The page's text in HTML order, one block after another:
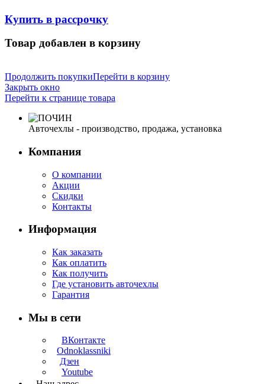
Купить в рассрочку
Товар добавлен в корзину
Продолжить покупкиПерейти в корзину
Закрыть окно
Перейти к странице товара
Авточехлы - производство, продажа, установка
Компания
О компании
Акции
Скидки
Контакты
Информация
Как заказать
Как оплатить
Как получить
Где установить авточехлы
Гарантия
Мы в сети
ВКонтакте
Odnoklassniki
Дзен
Youtube